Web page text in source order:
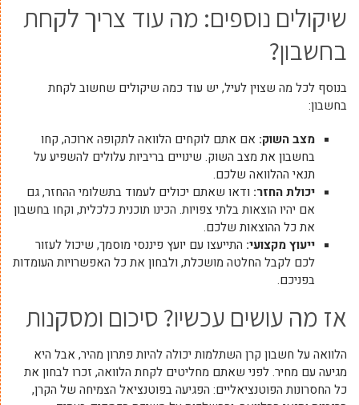
שיקולים נוספים: מה עוד צריך לקחת
בחשבון?
בנוסף לכל מה שצוין לעיל, יש עוד כמה שיקולים שחשוב לקחת
בחשבון:
מצב השוק: אם אתם לוקחים הלוואה לתקופה ארוכה, קחו
בחשבון את מצב השוק. שינויים בריביות עלולים להשפיע על
תנאי ההלוואה שלכם.
יכולת החזר: ודאו שאתם יכולים לעמוד בתשלומי ההחזר, גם
אם יהיו הוצאות בלתי צפויות. הכינו תוכנית כלכלית, וקחו בחשבון
את כל ההוצאות שלכם.
ייעוץ מקצועי: התייעצו עם יועץ פיננסי מוסמך, שיכול לעזור
לכם לקבל החלטה מושכלת, ולבחון את כל האפשרויות העומדות
בפניכם.
אז מה עושים עכשיו? סיכום ומסקנות
הלוואה על חשבון קרן השתלמות יכולה להיות פתרון מהיר, אבל היא
מגיעה עם מחיר. לפני שאתם מחליטים לקחת הלוואה, זכרו לבחון את
כל החסרונות הפוטנציאליים: הפגיעה בפוטנציאל הצמיחה של הקרן,